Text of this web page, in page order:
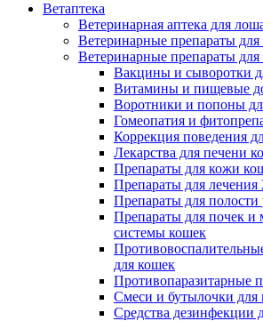
Ветаптека
Ветеринарная аптека для
Ветеринарные препараты для
Ветеринарные препараты
Вакцины и сыворотки
Витамины и пищевые
Воротники и попоны
Гомеопатия и
Коррекция поведения
Лекарства для печени
Препараты для кожи
Препараты для
Препараты для полости
Препараты для почек и
системы кошек
для кошек
Противопаразитарные
Смеси и бутылочки для
Средства дезинфекции